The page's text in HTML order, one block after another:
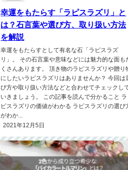
幸運をもたらす「ラピスラズリ」と
は？石言葉や選び方、取り扱い方法
を解説
幸運をもたらすとして有名な石「ラピスラズ
リ」。 その石言葉や意味などには魅力的な面も
くさんあります。 頂き物のラピスラズリや贈り
にしたいラピスラズリはありませんか？ 今回は
び方や取り扱い方法などと合わせてチェックし
いきましょう。 この記事を読んで分かること ラ
ピスラズリの価値がわかる ラピスラズリの選び
がわか...
2021年12月5日